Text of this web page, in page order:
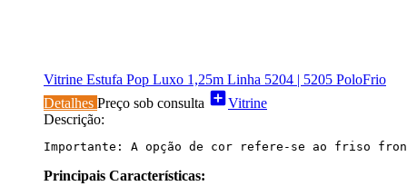
Vitrine Estufa Pop Luxo 1,25m Linha 5204 | 5205 PoloFrio
Detalhes Preço sob consulta add_boxVitrine
Descrição:
Importante: A opção de cor refere-se ao friso
Principais Características: